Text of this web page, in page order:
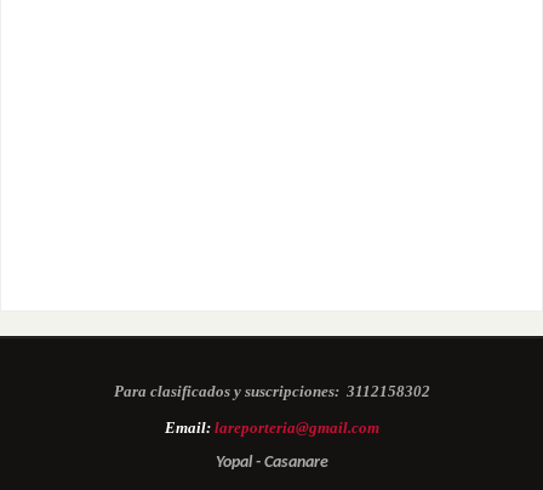
Para clasificados y suscripciones: 3112158302
Email: lareporteria@gmail.com
Yopal - Casanare